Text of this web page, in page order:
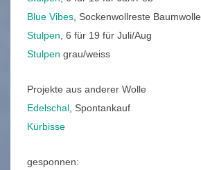
Blue Vibes , Sockenwollreste Baumwolle
Stulpen , 6 für 19 für Juli/Aug
Stulpen grau/weiss
Projekte aus anderer Wolle
Edelschal , Spontankauf
Kürbisse
gesponnen: